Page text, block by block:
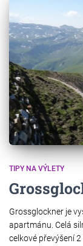
TIPY NA VÝLETY
Grossglockner je
apartmánu. Celá
celkové převýšení